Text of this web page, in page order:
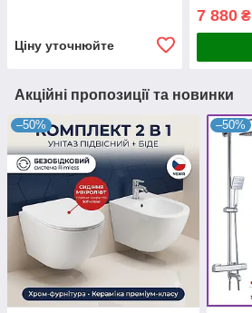
Ціну уточнюйте
7 880₴
Акційні пропозиції та новинки
–50% –50%